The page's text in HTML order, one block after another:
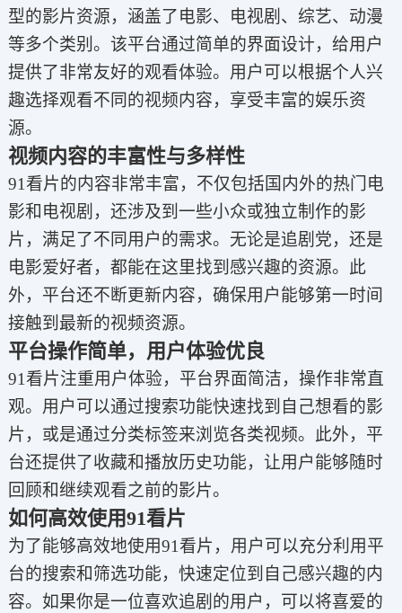
型的影片资源，涵盖了电影、电视剧、综艺、动漫
等多个类别。该平台通过简单的界面设计，给用户
提供了非常友好的观看体验。用户可以根据个人兴
趣选择观看不同的视频内容，享受丰富的娱乐资
源。
视频内容的丰富性与多样性
91看片的内容非常丰富，不仅包括国内外的热门电
影和电视剧，还涉及到一些小众或独立制作的影
片，满足了不同用户的需求。无论是追剧党，还是
电影爱好者，都能在这里找到感兴趣的资源。此
外，平台还不断更新内容，确保用户能够第一时间
接触到最新的视频资源。
平台操作简单，用户体验优良
91看片注重用户体验，平台界面简洁，操作非常直
观。用户可以通过搜索功能快速找到自己想看的影
片，或是通过分类标签来浏览各类视频。此外，平
台还提供了收藏和播放历史功能，让用户能够随时
回顾和继续观看之前的影片。
如何高效使用91看片
为了能够高效地使用91看片，用户可以充分利用平
台的搜索和筛选功能，快速定位到自己感兴趣的内
容。如果你是一位喜欢追剧的用户，可以将喜爱的